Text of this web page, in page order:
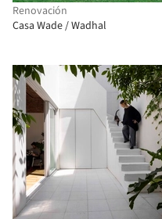
Renovación
Casa Wade / Wadhal